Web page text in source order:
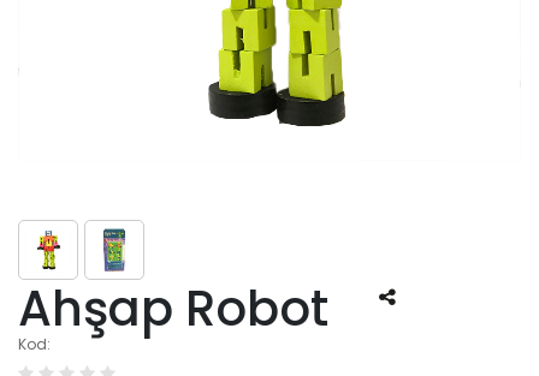
Ahşap Robot
Kod: